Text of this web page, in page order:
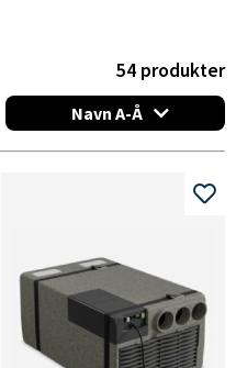
54 produkter
Navn A-Å